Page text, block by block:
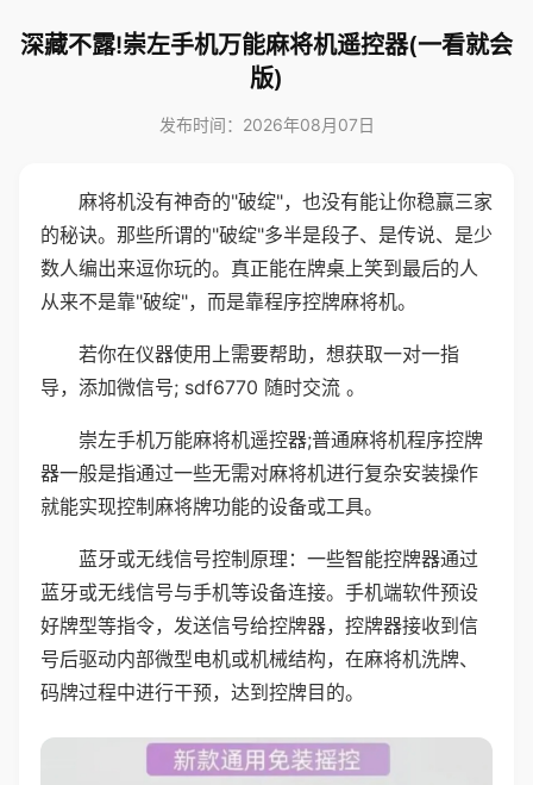
深藏不露!崇左手机万能麻将机遥控器(一看就会
版)
发布时间：2026年08月07日
麻将机没有神奇的"破绽"，也没有能让你稳赢三家
的秘诀。那些所谓的"破绽"多半是段子、是传说、是少
数人编出来逗你玩的。真正能在牌桌上笑到最后的人
从来不是靠"破绽"，而是靠程序控牌麻将机。
若你在仪器使用上需要帮助，想获取一对一指
导，添加微信号; sdf6770 随时交流 。
崇左手机万能麻将机遥控器;普通麻将机程序控牌
器一般是指通过一些无需对麻将机进行复杂安装操作
就能实现控制麻将牌功能的设备或工具。
蓝牙或无线信号控制原理：一些智能控牌器通过
蓝牙或无线信号与手机等设备连接。手机端软件预设
好牌型等指令，发送信号给控牌器，控牌器接收到信
号后驱动内部微型电机或机械结构，在麻将机洗牌、
码牌过程中进行干预，达到控牌目的。